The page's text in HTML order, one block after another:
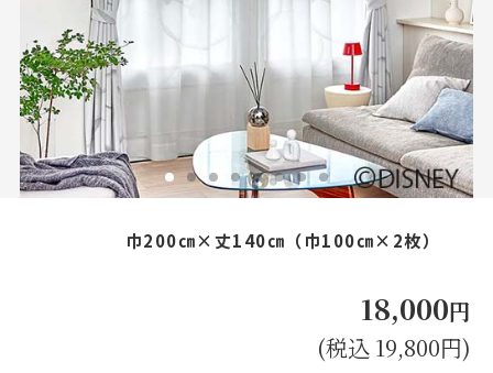
お見積り来店予約はこちら
法人のお客様へ
巾200㎝×丈140㎝（巾100㎝×2枚）
18,000円
(税込 19,800円)